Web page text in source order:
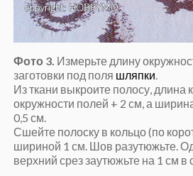
Фото 3. Измерьте длину
заготовки под поля шляпки
Из ткани выкроите полосу, длина
окружности полей + 2 см, а
0,5 см.
Сшейте полоску в кольцо (по
шириной 1 см. Шов разутюжьте.
верхний срез заутюжьте на 1 см в